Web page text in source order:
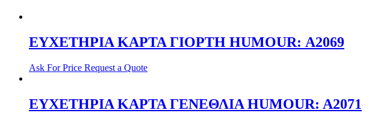
ΕΥΧΕΤΗΡΙΑ ΚΑΡΤΑ ΓΙΟΡΤΗ HUMOUR: Α2069
Ask For Price Request a Quote
ΕΥΧΕΤΗΡΙΑ ΚΑΡΤΑ ΓΕΝΕΘΛΙΑ HUMOUR: A2071